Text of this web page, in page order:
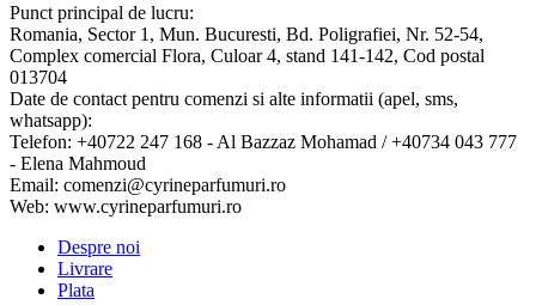
Punct principal de lucru:
Romania, Sector 1, Mun. Bucuresti, Bd. Poligrafiei, Nr. 52-54,
Complex comercial Flora, Culoar 4, stand 141-142, Cod postal
013704
Date de contact pentru comenzi si alte informatii (apel, sms,
whatsapp):
Telefon: +40722 247 168 - Al Bazzaz Mohamad / +40734 043 777
- Elena Mahmoud
Email: comenzi@cyrineparfumuri.ro
Web: www.cyrineparfumuri.ro
Despre noi
Livrare
Plata